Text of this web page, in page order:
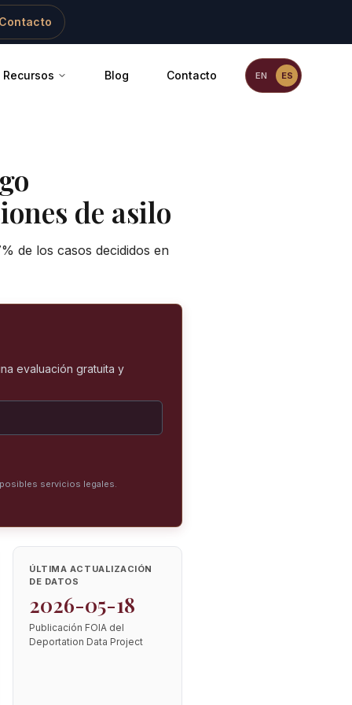
Recursos Blog Contacto ES
EN
de asilo
de los casos decididos en
evaluación gratuita y
servicios legales.
ÚLTIMA ACTUALIZACIÓN
DE DATOS
2026-05-18
Publicación FOIA del
Deportation Data Project